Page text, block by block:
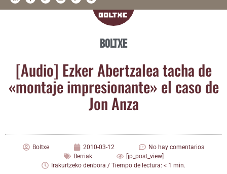
Boltxe
[Audio] Ezker Aber­tza­lea tacha de
«mon­ta­je impre­sio­nan­te» el caso de
Jon Anza
Boltxe 2010-03-12
No hay comentarios
Berriak
[jp_post_view]
Irakurtzeko denbora / Tiempo de lectura: < 1 min.